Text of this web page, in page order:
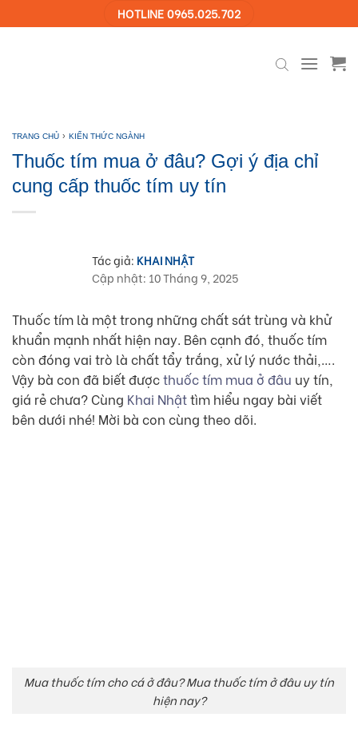
to
HOTLINE 0965.025.702
TRANG CHỦ › KIẾN THỨC NGÀNH
Thuốc tím mua ở đâu? Gợi ý địa chỉ
cung cấp thuốc tím uy tín
Tác giả: KHAI NHẬT
Cập nhật: 10 Tháng 9, 2025
Thuốc tím là một trong những chất sát trùng và khử
khuẩn mạnh nhất hiện nay. Bên cạnh đó, thuốc tím
còn đóng vai trò là chất tẩy trắng, xử lý nước thải,….
Vậy bà con đã biết đượcthuốc tím mua ở đâu uy tín,
giá rẻ chưa? Cùng Khai Nhậttìm hiểu ngay bài viết
bên dưới nhé! Mời bà con cùng theo dõi.
Mua thuốc tím cho cá ở đâu? Mua thuốc tím ở đâu uy tín
hiện nay?